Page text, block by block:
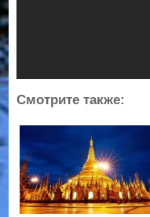
Смотрите также: